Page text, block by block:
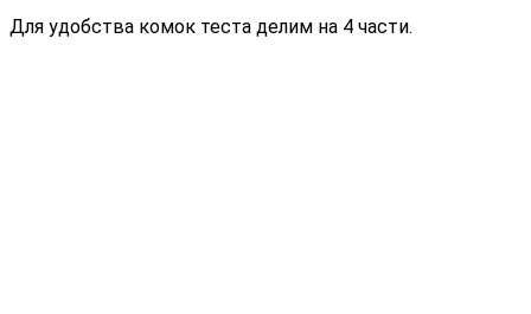
Для удобства комок теста делим на 4 части.